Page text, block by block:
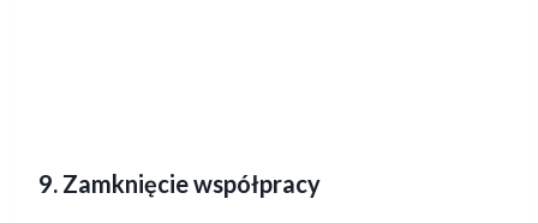
9. Zamknięcie współpracy